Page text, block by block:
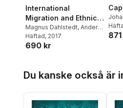
International
Migration and Ethnic
Relations
Magnus Dahlstedt, Anders
Neergaard
Häftad, 2017
690 kr
Du kanske också är